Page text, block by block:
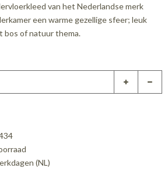
van het Nederlandse merk
een warme gezellige sfeer; leuk
bos of natuur thema.
(NL)